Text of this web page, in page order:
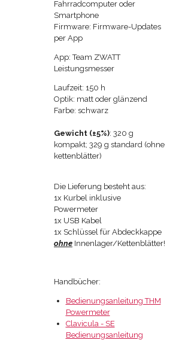
Fahrradcomputer oder
Smartphone
Firmware: Firmware-Updates
per App
App: Team ZWATT
Leistungsmesser
Laufzeit: 150 h
Optik: matt oder glänzend
Farbe: schwarz
Gewicht (±5%): 320 g
kompakt; 329 g standard (ohne
kettenblätter)
Die Lieferung besteht aus:
1x Kurbel inklusive
Powermeter
1x USB Kabel
1x Schlüssel für Abdeckkappe
ohne Innenlager/Kettenblätter!
Handbücher:
Bedienungsanleitung THM
Powermeter
Clavicula - SE
Bedienungsanleitung